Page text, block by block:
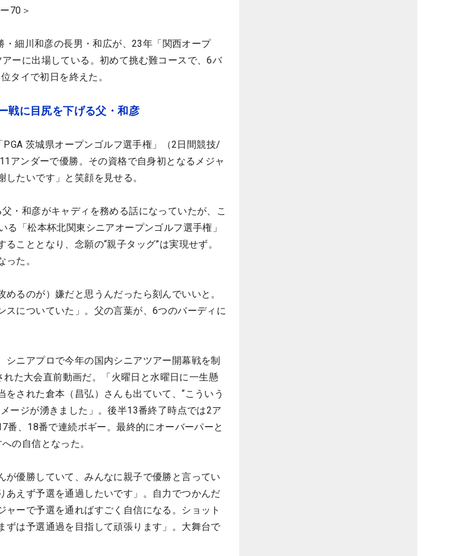
70＞
細川和彦の長男・和広が、23年「関西オープ
ーに出場している。初めて挑む難コースで、6バ
タイで初日を終えた。
戦に目尻を下げる父・和彦
茨城県オープンゴルフ選手権」（2日間競技/
アンダーで優勝。その資格で自身初となるメジャ
たいです」と笑顔を見せる。
・和彦がキャディを務める話になっていたが、こ
「松本杯北関東シニアオープンゴルフ選手権」
こととなり、念願の“親子タッグ”は実現せず。
た。
めるのが）嫌だと思うんだったら刻んでいいと。
スについていた」。父の言葉が、6つのバーディに
シニアプロで今年の国内シニアツアー開幕戦を制
れた大会直前動画だ。「火曜日と水曜日に一生懸
された倉本（昌弘）さんも出ていて、“こういう
ージが湧きました」。後半13番終了時点では2ア
番、18番で連続ボギー。最終的にオーバーパーと
の自信となった。
が優勝していて、みんなに親子で優勝と言ってい
あえず予選を通過したいです」。自力でつかんだ
ーで予選を通ればすごく自信になる。ショット
ずは予選通過を目指して頑張ります」。大舞台で